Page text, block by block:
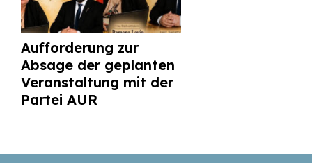
Aufforderung zur
Absage der geplanten
Veranstaltung mit der
Partei AUR